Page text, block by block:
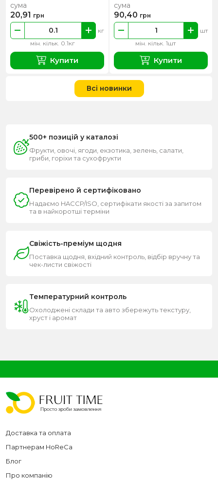
мін. кільк. 0.1кг
кг
сума
20,91 грн
Купити
мін. кільк. 1шт
шт
сума
90,40 грн
Купити
Всі новинки
500+ позицій у каталозі
Фрукти, овочі, ягоди, екзотика, зелень, салати,
гриби, горіхи та сухофрукти
Перевірено й сертифіковано
Надаємо HACCP/ISO, сертифікати якості за запитом
та в найкоротші терміни
Свіжість-преміум щодня
Поставка щодня, вхідний контроль, відбір вручну та
чек-листи свіжості
Температурний контроль
Охолоджені склади та авто збережуть текстуру,
хруст і аромат
Доставка та оплата
Партнерам HoReCa
Блог
Про компанію